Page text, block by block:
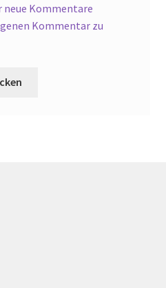
neue Kommentare
Kommentar zu